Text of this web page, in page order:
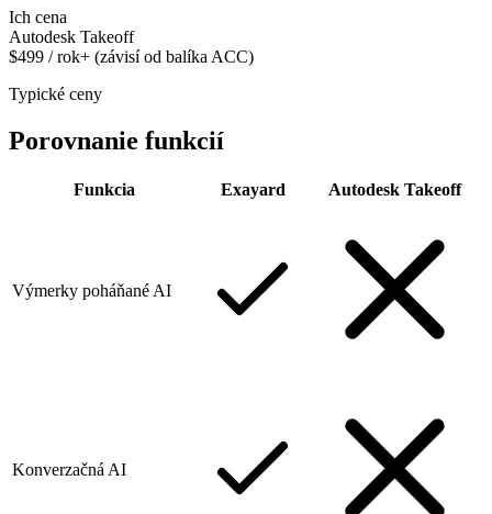
Ich cena
Autodesk Takeoff
$499 / rok+ (závisí od balíka ACC)
Typické ceny
Porovnanie funkcií
Funkcia Exayard Autodesk Takeoff
Výmerky poháňané AI
Konverzačná AI